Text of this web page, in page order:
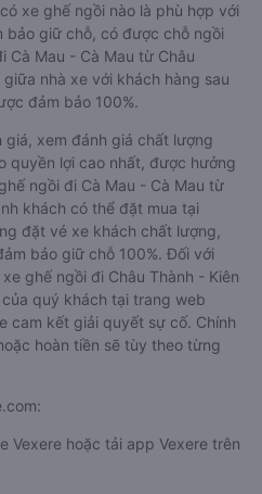
xe ghế ngồi nào là phù hợp với
bảo giữ chỗ, có được chỗ ngồi
Cà Mau - Cà Mau từ Châu
nhà xe với khách hàng sau
đảm bảo 100%.
giá, xem đánh giá chất lượng
quyền lợi cao nhất, được hưởng
ngồi đi Cà Mau - Cà Mau từ
khách có thể đặt mua tại
đặt vé xe khách chất lượng,
bảo giữ chỗ 100%. Đối với
ghế ngồi đi Châu Thành - Kiên
quý khách tại trang web
cam kết giải quyết sự cố. Chính
hoàn tiền sẽ tùy theo từng
Vexere hoặc tải app Vexere trên